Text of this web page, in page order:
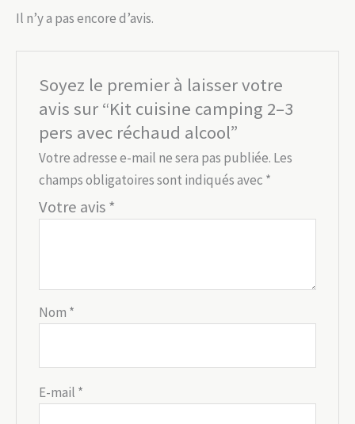
Il n’y a pas encore d’avis.
Soyez le premier à laisser votre
avis sur “Kit cuisine camping 2–3
pers avec réchaud alcool”
Votre adresse e-mail ne sera pas publiée. Les
champs obligatoires sont indiqués avec *
Votre avis*
Nom *
E-mail *